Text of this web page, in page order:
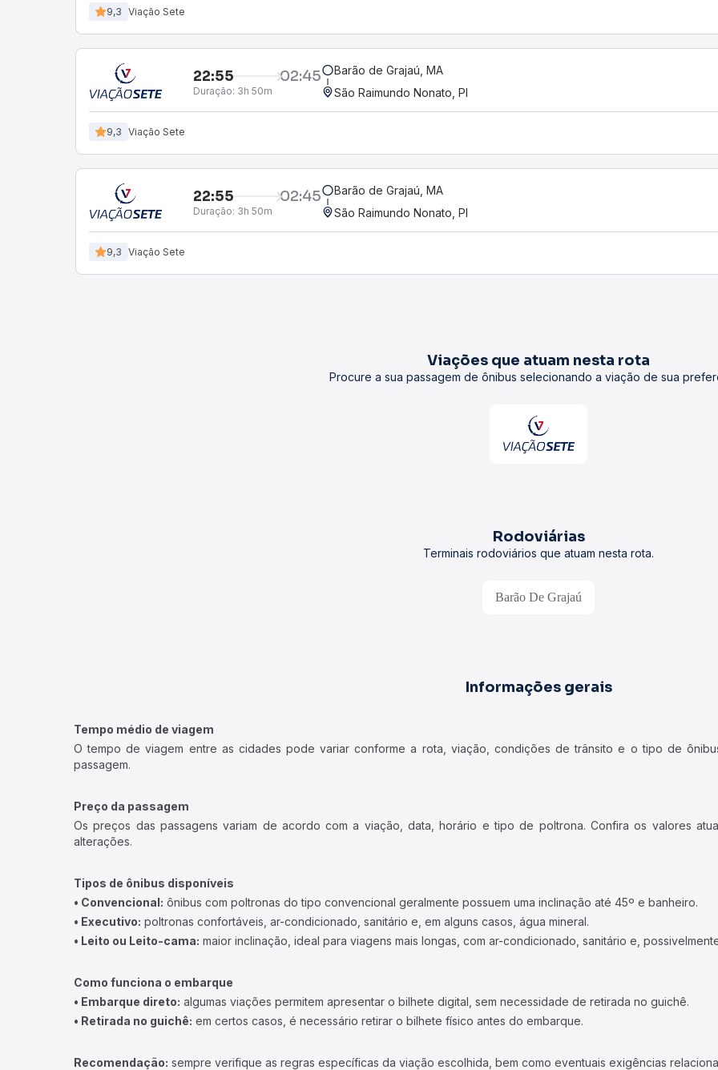
9,3 Viação Sete
22:55 02:45
Duração: 3h 50m
Barão de Grajaú, MA
São Raimundo Nonato, PI
9,3 Viação Sete
22:55 02:45
Duração: 3h 50m
Barão de Grajaú, MA
São Raimundo Nonato, PI
9,3 Viação Sete
Viações que atuam nesta rota
Procure a sua passagem de ônibus selecionando a viação de sua
Rodoviárias
Terminais rodoviários que atuam nesta rota.
Barão De Grajaú
Informações gerais
Tempo médio de viagem
O tempo de viagem entre as cidades pode variar conforme a rota, viação, condições de trânsito e o tipo de
passagem.
Preço da passagem
Os preços das passagens variam de acordo com a viação, data, horário e tipo de poltrona. Confira os valores
alterações.
Tipos de ônibus disponíveis
• Convencional: ônibus com poltronas do tipo convencional geralmente possuem uma inclinação até 45º e banheiro.
• Executivo: poltronas confortáveis, ar-condicionado, sanitário e, em alguns casos, água mineral.
• Leito ou Leito-cama: maior inclinação, ideal para viagens mais longas, com ar-condicionado, sanitário e,
Como funciona o embarque
• Embarque direto: algumas viações permitem apresentar o bilhete digital, sem necessidade de retirada no guichê.
• Retirada no guichê: em certos casos, é necessário retirar o bilhete físico antes do embarque.
Recomendação: sempre verifique as regras específicas da viação escolhida, bem como eventuais exigências